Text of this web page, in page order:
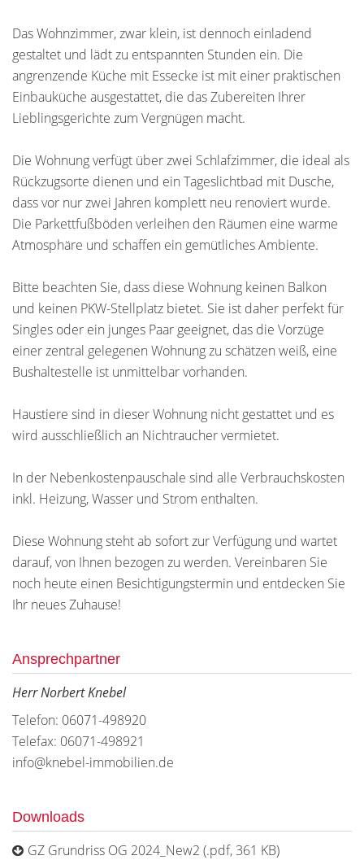
Das Wohnzimmer, zwar klein, ist dennoch einladend
gestaltet und lädt zu entspannten Stunden ein. Die
angrenzende Küche mit Essecke ist mit einer praktischen
Einbauküche ausgestattet, die das Zubereiten Ihrer
Lieblingsgerichte zum Vergnügen macht.
Die Wohnung verfügt über zwei Schlafzimmer, die ideal als
Rückzugsorte dienen und ein Tageslichtbad mit Dusche,
dass vor nur zwei Jahren komplett neu renoviert wurde.
Die Parkettfußböden verleihen den Räumen eine warme
Atmosphäre und schaffen ein gemütliches Ambiente.
Bitte beachten Sie, dass diese Wohnung keinen Balkon
und keinen PKW-Stellplatz bietet. Sie ist daher perfekt für
Singles oder ein junges Paar geeignet, das die Vorzüge
einer zentral gelegenen Wohnung zu schätzen weiß, eine
Bushaltestelle ist unmittelbar vorhanden.
Haustiere sind in dieser Wohnung nicht gestattet und es
wird ausschließlich an Nichtraucher vermietet.
In der Nebenkostenpauschale sind alle Verbrauchskosten
inkl. Heizung, Wasser und Strom enthalten.
Diese Wohnung steht ab sofort zur Verfügung und wartet
darauf, von Ihnen bezogen zu werden. Vereinbaren Sie
noch heute einen Besichtigungstermin und entdecken Sie
Ihr neues Zuhause!
Ansprechpartner
Herr Norbert Knebel
Telefon: 06071-498920
Telefax: 06071-498921
info@knebel-immobilien.de
Downloads
GZ Grundriss OG 2024_New2 (.pdf, 361 KB)